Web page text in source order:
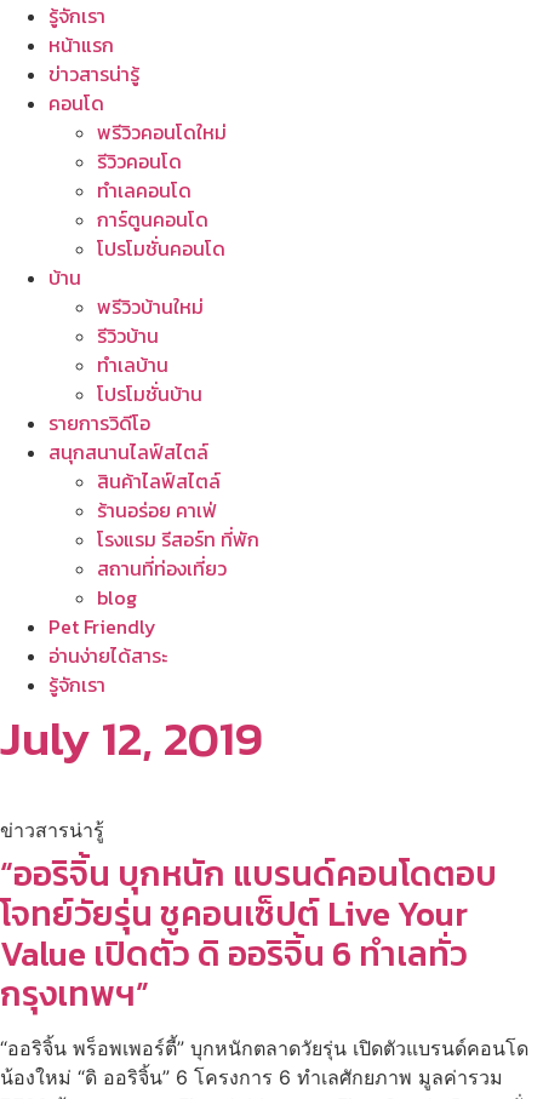
รู้จักเรา
หน้าแรก
ข่าวสารน่ารู้
คอนโด
พรีวิวคอนโดใหม่
รีวิวคอนโด
ทำเลคอนโด
การ์ตูนคอนโด
โปรโมชั่นคอนโด
บ้าน
พรีวิวบ้านใหม่
รีวิวบ้าน
ทำเลบ้าน
โปรโมชั่นบ้าน
รายการวิดีโอ
สนุกสนานไลฟ์สไตล์
สินค้าไลฟ์สไตล์
ร้านอร่อย คาเฟ่
โรงแรม รีสอร์ท ที่พัก
สถานที่ท่องเที่ยว
blog
Pet Friendly
อ่านง่ายได้สาระ
รู้จักเรา
July 12, 2019
ข่าวสารน่ารู้
“ออริจิ้น บุกหนัก แบรนด์คอนโดตอบ
โจทย์วัยรุ่น ชูคอนเซ็ปต์ Live Your
Value เปิดตัว ดิ ออริจิ้น 6 ทำเลทั่ว
กรุงเทพฯ”
“ออริจิ้น พร็อพเพอร์ตี้” บุกหนักตลาดวัยรุ่น เปิดตัวแบรนด์คอนโด
น้องใหม่ “ดิ ออริจิ้น” 6 โครงการ 6 ทำเลศักยภาพ มูลค่ารวม